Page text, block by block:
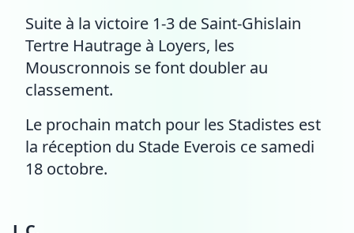
Suite à la victoire 1-3 de Saint-Ghislain
Tertre Hautrage à Loyers, les
Mouscronnois se font doubler au
classement.
Le prochain match pour les Stadistes est
la réception du Stade Everois ce samedi
18 octobre.